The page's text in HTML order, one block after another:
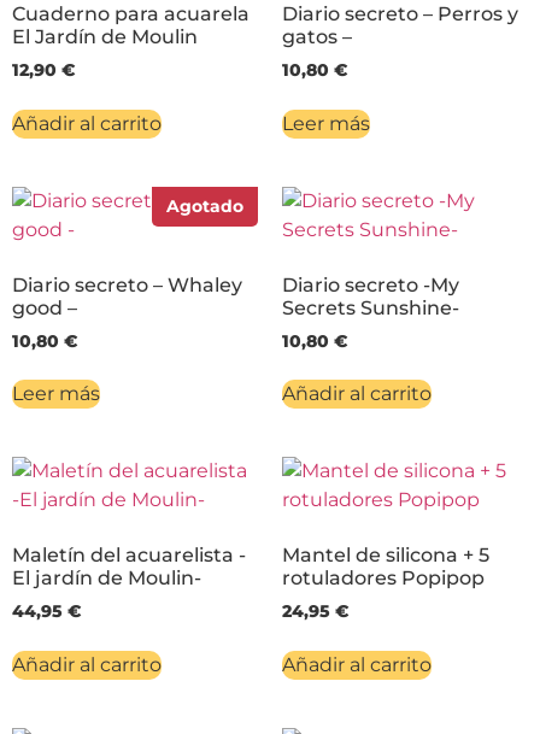
Cuaderno para acuarela
El Jardín de Moulin
12,90 €
Añadir al carrito
Diario secreto – Perros y
gatos –
10,80 €
Leer más
Agotado
Diario secreto – Whaley
good –
10,80 €
Leer más
Diario secreto -My
Secrets Sunshine-
10,80 €
Añadir al carrito
Maletín del acuarelista -
El jardín de Moulin-
44,95 €
Añadir al carrito
Mantel de silicona + 5
rotuladores Popipop
24,95 €
Añadir al carrito